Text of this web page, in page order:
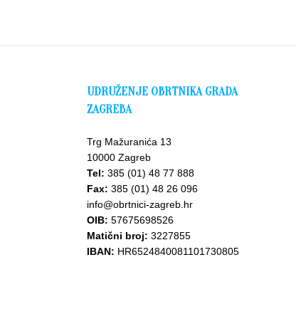
UDRUŽENJE OBRTNIKA GRADA
ZAGREBA
Trg Mažuranića 13
10000 Zagreb
Tel: 385 (01) 48 77 888
Fax: 385 (01) 48 26 096
info@obrtnici-zagreb.hr
OIB: 57675698526
Matični broj: 3227855
IBAN: HR6524840081101730805